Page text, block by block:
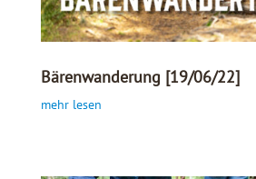
Bärenwanderung [19/06/22]
mehr lesen